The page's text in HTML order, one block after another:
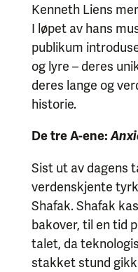
Kenneth Liens
I løpet av hans
publikum
og lyre – deres
deres lange og
historie.
De tre A-ene:
Sist ut av dagens
verdenskjente
Shafak. Shafak
bakover, til en tid
talet, da
stakket stund